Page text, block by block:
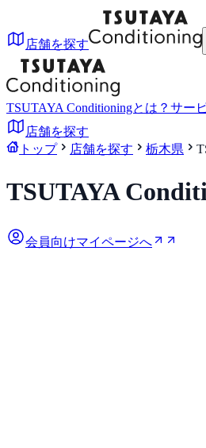
店舗を探す
TSUTAYA Conditioningとは？ サー
店舗を探す
トップ
店舗を探す 栃木県
TSUTAYA
会員向けマイページへ